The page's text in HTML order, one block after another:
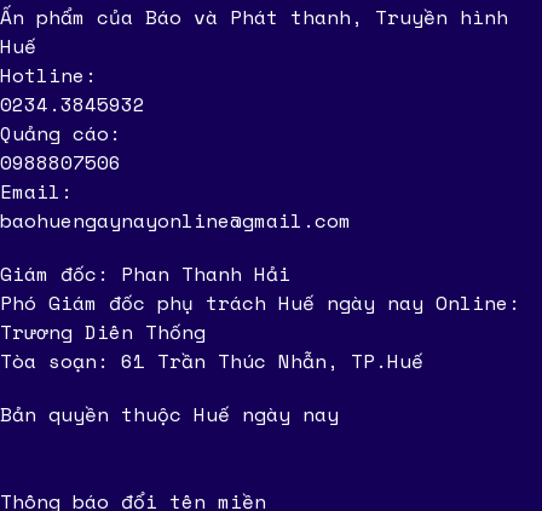
Ấn phẩm của Báo và Phát thanh, Truyền hình
Huế
Hotline:
0234.3845932
Quảng cáo:
0988807506
Email:
baohuengaynayonline@gmail.com
Giám đốc: Phan Thanh Hải
Phó Giám đốc phụ trách Huế ngày nay Online:
Trương Diên Thống
Tòa soạn: 61 Trần Thúc Nhẫn, TP.Huế
Bản quyền thuộc Huế ngày nay
Thông báo đổi tên miền